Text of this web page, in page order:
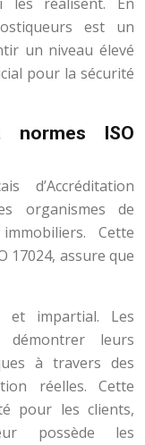
est un
un niveau élevé
pour la sécurité
normes ISO
d’Accréditation
organismes de
Cette
17024, assure que
et impartial. Les
démontrer leurs
à travers des
réelles. Cette
pour les clients,
possède les